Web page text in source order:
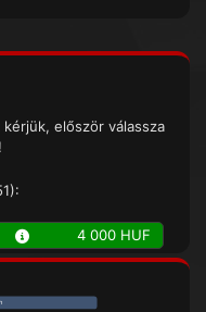
először válassza
4 000 HUF